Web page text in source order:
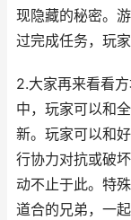
现隐藏的秘密。
过完成任务，玩
2.大家再来看看
中，玩家可以和
新。玩家可以和
行协力对抗或破
动不止于此。特
道合的兄弟，一